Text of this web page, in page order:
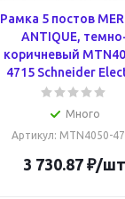
Рамка 5 постов
ANTIQUE,
коричневый
4715 Schneider
Много
Артикул: MTN4050-
3 730.87₽/шт